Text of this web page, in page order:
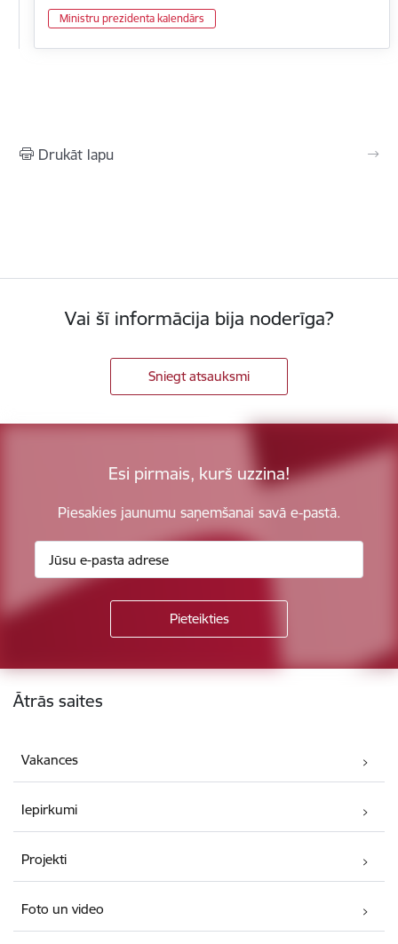
Ministru prezidenta kalendārs
Drukāt lapu
Vai šī informācija bija noderīga?
Sniegt atsauksmi
Esi pirmais, kurš uzzina!
Piesakies jaunumu saņemšanai savā e-pastā.
Kājene
Ātrās saites
Vakances
Iepirkumi
Projekti
Foto un video